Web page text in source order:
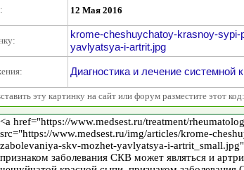
12 Мая 2016
krome-cheshuychatoy-krasnoy-
yavlyatsya-i-artrit.jpg
Диагностика и лечение системной
эту картинку на сайт или форум разместите этот код: